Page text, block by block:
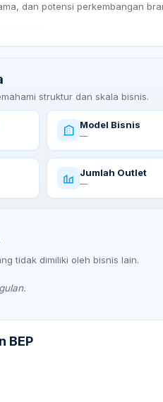
dan potensi perkembangan
struktur dan skala bisnis.
Model Bisnis
—
Jumlah Outlet
—
tidak dimiliki oleh bisnis lain.
BEP